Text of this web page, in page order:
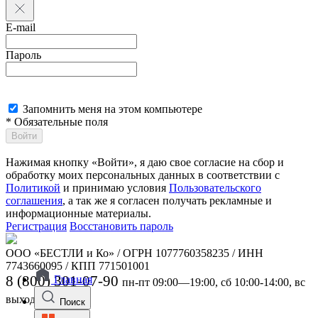
E-mail
Пароль
Запомнить меня на этом компьютере
* Обязательные поля
Войти
Нажимая кнопку «Войти», я даю свое согласие на сбор и
обработку моих персональных данных в соответствии с
Политикой и принимаю условия Пользовательского
соглашения, а так же я согласен получать рекламные и
информационные материалы.
Регистрация Восстановить пароль
ООО «БЕСТЛИ и Ко» / ОГРН 1077760358235 / ИНН
7743660095 / КПП 771501001
8 (800) 301-07-90 пн-пт 09:00—19:00, сб 10:00-14:00, вс
выходной
Главная
Поиск